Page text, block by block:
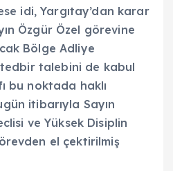
idi, Yargıtay’dan karar
Özgür Özel görevine
Bölge Adliye
talebini de kabul
bu noktada haklı
itibarıyla Sayın
ve Yüksek Disiplin
el çektirilmiş